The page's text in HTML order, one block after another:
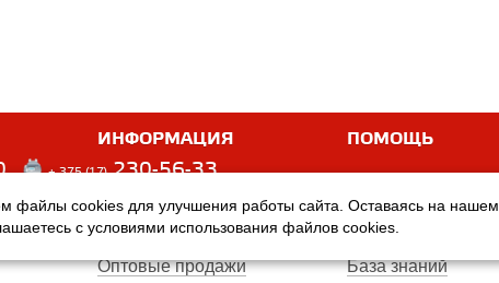
ИНФОРМАЦИЯ ПОМОЩЬ
+ 375 (17) 230-56-33
Оплата
Оптовые продажи
Услуги
База знаний
файлы cookies для улучшения работы сайта. Оставаясь на нашем
с условиями использования файлов cookies.